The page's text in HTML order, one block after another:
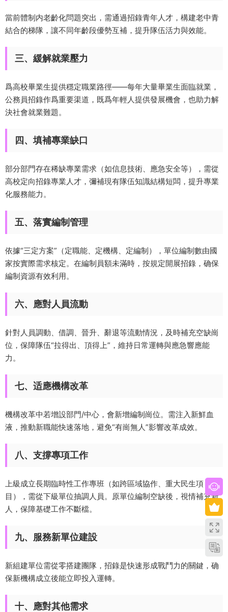
當前體制内老齡化問題突出，需通過招錄青年人才，構建老中青
結合的梯隊，讓不同年齡段優勢互補，提升隊伍活力與效能。
三、緩解就業壓力
爲高校畢業生提供穩定職業路徑——每年大量畢業生面臨就業，
公務員招錄作爲重要渠道，既爲年輕人提供發展機會，也助力解
決社會就業難題。
四、填補專業缺口
部分部門存在稀缺專業需求（如信息技術、應急安全等），需從
高校定向招錄專業人才，彌補現有隊伍知識結構短闆，提升專業
化服務能力。
五、落實編制管理
依據“三定方案”（定職能、定機構、定編制），單位編制數由國
家按實際需求核定。在編制員額未滿時，按規定開展招錄，确保
編制資源有效利用。
六、應對人員流動
針對人員調動、借調、晉升、辭退等流動情況，及時補充空缺崗
位，保障隊伍“拉得出、頂得上”，維持日常運轉與應急響應能
力。
七、适應機構改革
機構改革中若增設部門/中心，會新增編制崗位。需注入新鮮血
液，推動新職能快速落地，避免“有崗無人”影響改革成效。
八、支撐專項工作
上級成立長期臨時性工作專班（如跨區域協作、重大民生項
目），需從下級單位抽調人員。原單位編制空缺後，視情補充新
人，保障基礎工作不斷檔。
九、服務新單位建設
新組建單位需從零搭建團隊，招錄是快速形成戰鬥力的關鍵，确
保新機構成立後能立即投入運轉。
十、應對其他需求